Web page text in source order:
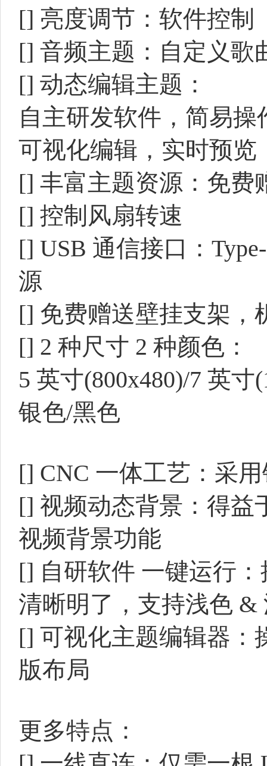
[] 亮度调节：软件控制
[] 音频主题：自定义歌
[] 动态编辑主题：
自主研发软件，简易操
可视化编辑，实时预览
[] 丰富主题资源：免费
[] 控制风扇转速
[] USB 通信接口：
源
[] 免费赠送壁挂支架，
[] 2 种尺寸 2 种颜色：
5 英寸(800x480)/7 英寸
银色/黑色
[] CNC 一体工艺：采
[] 视频动态背景：得益
视频背景功能
[] 自研软件 一键运行
清晰明了，支持浅色 &
[] 可视化主题编辑器：
版布局
更多特点：